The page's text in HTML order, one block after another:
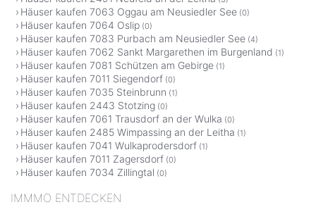
Häuser kaufen 7063 Oggau am Neusiedler See (0)
Häuser kaufen 7064 Oslip (0)
Häuser kaufen 7083 Purbach am Neusiedler See (4)
Häuser kaufen 7062 Sankt Margarethen im Burgenland (1)
Häuser kaufen 7081 Schützen am Gebirge (1)
Häuser kaufen 7011 Siegendorf (0)
Häuser kaufen 7035 Steinbrunn (1)
Häuser kaufen 2443 Stotzing (0)
Häuser kaufen 7061 Trausdorf an der Wulka (0)
Häuser kaufen 2485 Wimpassing an der Leitha (1)
Häuser kaufen 7041 Wulkaprodersdorf (1)
Häuser kaufen 7011 Zagersdorf (0)
Häuser kaufen 7034 Zillingtal (0)
IMMMO ENTDECKEN